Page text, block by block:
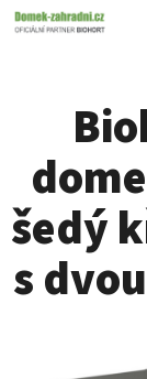
Přejít
šedý
s
K
P
O
T